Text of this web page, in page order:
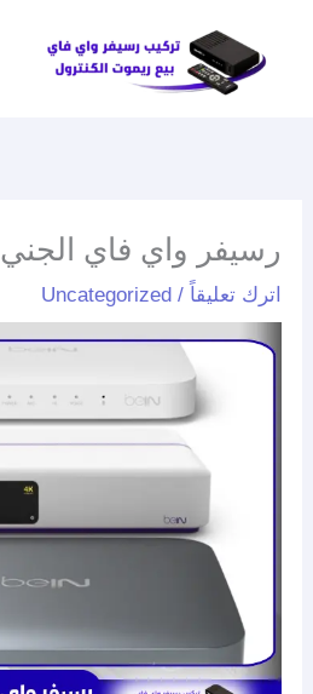
المحتوى
رسيفر واي فاي الجني 5G الكويت
اترك تعليقاً /
Uncategorized